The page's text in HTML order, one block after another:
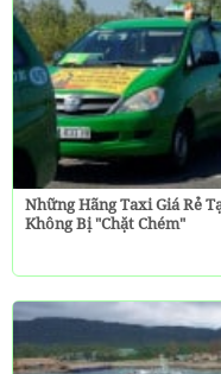
Những Hãng Taxi Giá Rẻ
Không Bị "chặt Chém"